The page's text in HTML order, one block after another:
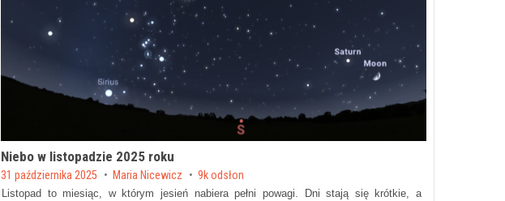
Niebo w listopadzie 2025 roku
Posted on
31 października 2025 by Maria Nicewicz 9k odsłon
Listopad to miesiąc, w którym jesień nabiera pełni powagi. Dni stają się krótkie, a